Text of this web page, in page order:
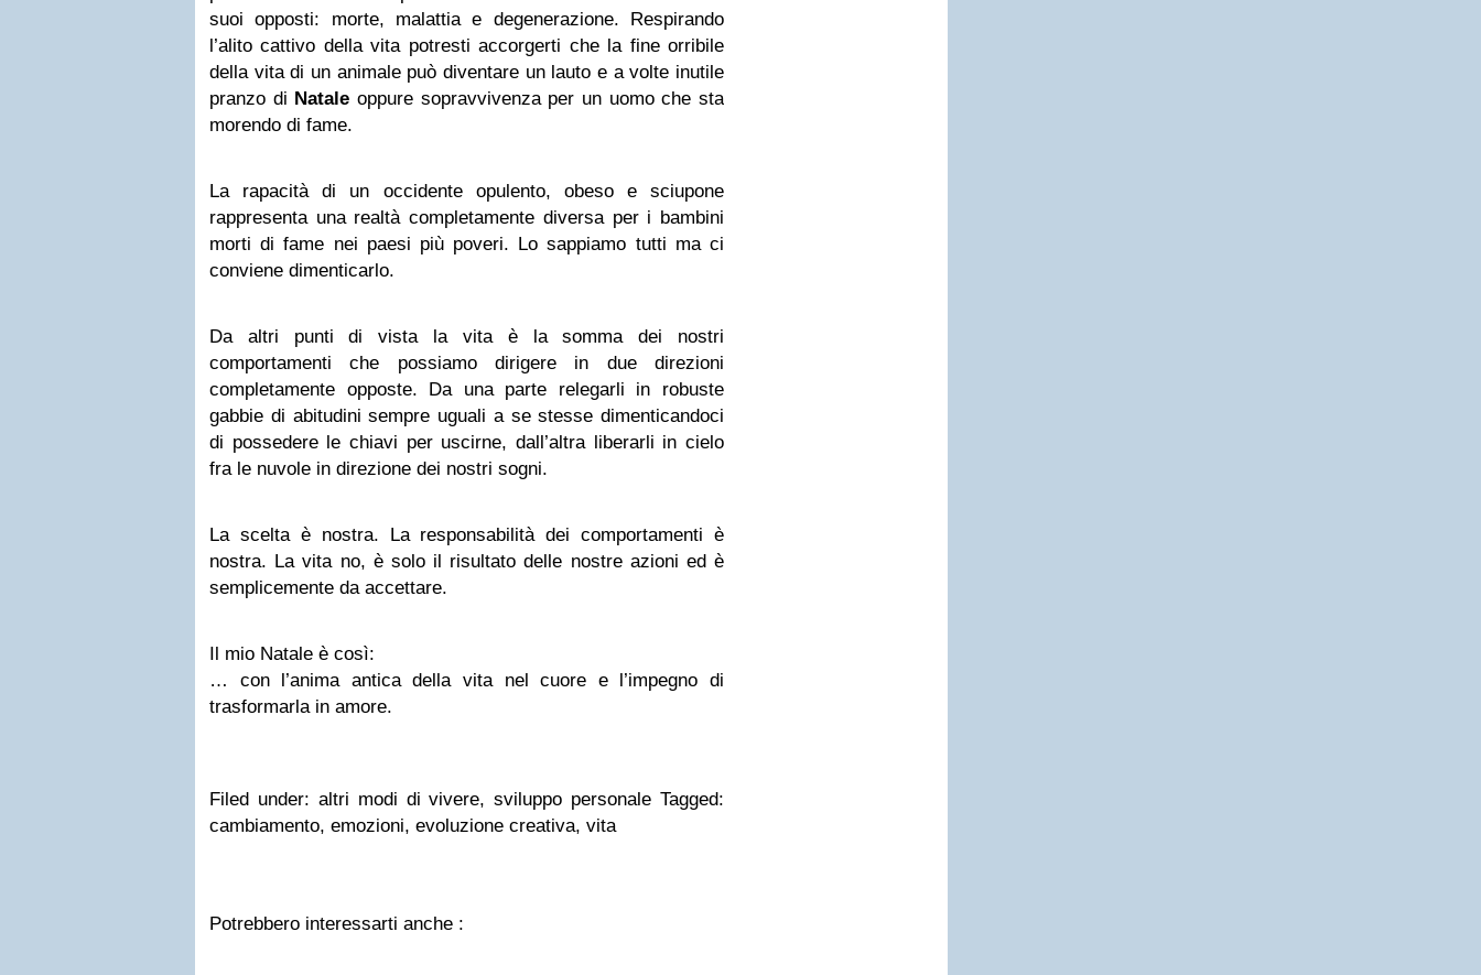
suoi opposti: morte, malattia e degenerazione. Respirando
l’alito cattivo della vita potresti accorgerti che la fine orribile
della vita di un animale può diventare un lauto e a volte inutile
pranzo di Natale oppure sopravvivenza per un uomo che sta
morendo di fame.
La rapacità di un occidente opulento, obeso e sciupone
rappresenta una realtà completamente diversa per i bambini
morti di fame nei paesi più poveri. Lo sappiamo tutti ma ci
conviene dimenticarlo.
Da altri punti di vista la vita è la somma dei nostri
comportamenti che possiamo dirigere in due direzioni
completamente opposte. Da una parte relegarli in robuste
gabbie di abitudini sempre uguali a se stesse dimenticandoci
di possedere le chiavi per uscirne, dall’altra liberarli in cielo
fra le nuvole in direzione dei nostri sogni.
La scelta è nostra. La responsabilità dei comportamenti è
nostra. La vita no, è solo il risultato delle nostre azioni ed è
semplicemente da accettare.
Il mio Natale è così:
… con l’anima antica della vita nel cuore e l’impegno di
trasformarla in amore.
Filed under: altri modi di vivere, sviluppo personale Tagged:
cambiamento, emozioni, evoluzione creativa, vita
Potrebbero interessarti anche :